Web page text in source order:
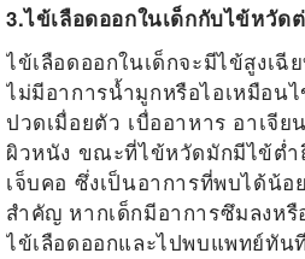
3.ไข้เลือดออกในเด็กกับไข้หวัด
ไข้เลือดออกในเด็กจะมีไข้สูงเฉี
ไม่มีอาการน้ำมูกหรือไอเหมือน
ปวดเมื่อยตัว เบื่ออาหาร อาเจี
ผิวหนัง ขณะที่ไข้หวัดมักมีไข้ต่ำ
เจ็บคอ ซึ่งเป็นอาการที่พบได้น้อ
สำคัญ หากเด็กมีอาการซึมลงหรื
ไข้เลือดออกและไปพบแพทย์ทันที